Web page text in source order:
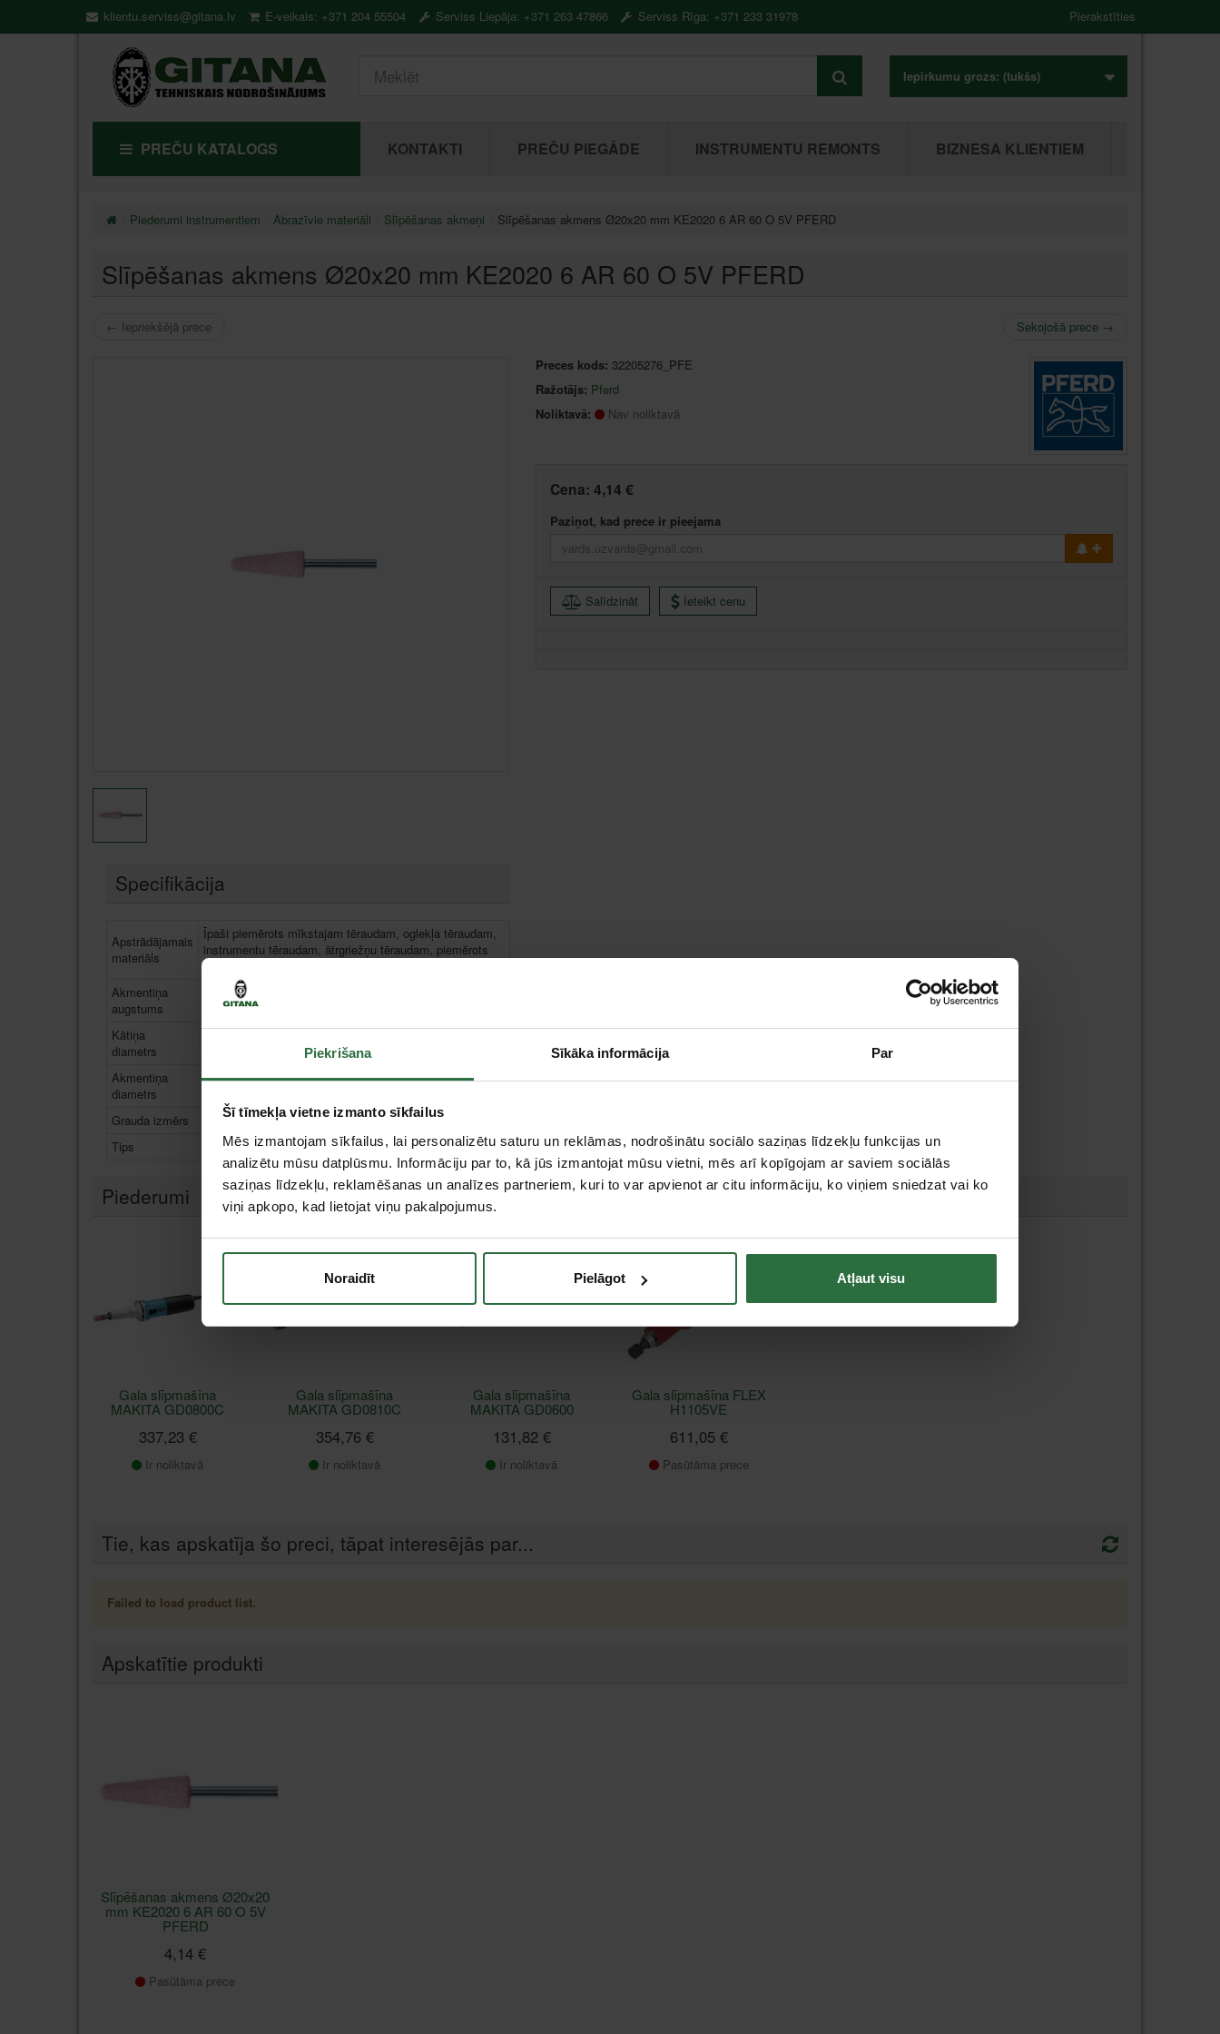
Piekrišana Sīkāka informācija Par
Šī tīmekļa vietne izmanto sīkfailus
Mēs izmantojam sīkfailus, lai personalizētu saturu un reklāmas, nodrošinātu sociālo saziņas līdzekļu funkcijas un
analizētu mūsu datplūsmu. Informāciju par to, kā jūs izmantojat mūsu vietni, mēs arī kopīgojam ar saviem sociālās
saziņas līdzekļu, reklamēšanas un analīzes partneriem, kuri to var apvienot ar citu informāciju, ko viņiem sniedzat vai ko
viņi apkopo, kad lietojat viņu pakalpojumus.
Noraidīt Pielāgot Atļaut visu
klientu.serviss@gitana.lv E-veikals: +371 204 55504 Serviss Liepāja: +371 263 47866 Serviss Rīga: +371 233 31978 Pierakstīties
Iepirkumu grozs: (tukšs)
PREČU KATALOGS KONTAKTI PREČU PIEGĀDE INSTRUMENTU REMONTS BIZNESA KLIENTIEM
Piederumi instrumentiem Abrazīvie materiāli Slīpēšanas akmeņi Slīpēšanas akmens Ø20x20 mm KE2020 6 AR 60 O 5V PFERD
Slīpēšanas akmens Ø20x20 mm KE2020 6 AR 60 O 5V PFERD
← Iepriekšējā prece Sekojošā prece →
Preces kods: 32205276_PFE
Ražotājs: Pferd
Noliktavā:
Nav noliktavā
Cena: 4,14 €
Paziņot, kad prece ir pieejama
Salīdzināt Ieteikt cenu
Specifikācija
Apstrādājamais
materiāls
Īpaši piemērots mīkstajam tēraudam, oglekļa tēraudam,
instrumentu tēraudam, ātrgriežņu tēraudam, piemērots
nerūsējošajam tēraudam, leģētajam tēraudam, čugunam.
Akmentiņa
augstums
20 mm
Kātiņa
diametrs
Akmentiņa
diametrs
20 mm
Grauda izmērs
6 mm
Tips
Abrazīvie tēraudam
Piederumi
Gala slīpmašīna
MAKITA GD0800C
337,23 €
Ir noliktavā
Gala slīpmašīna
MAKITA GD0810C
354,76 €
Ir noliktavā
Gala slīpmašīna
MAKITA GD0600
131,82 €
Ir noliktavā
Gala slīpmašīna FLEX
H1105VE
611,05 €
Pasūtāma prece
Tie, kas apskatīja šo preci, tāpat interesējās par...
Failed to load product list.
Apskatītie produkti
Slīpēšanas akmens Ø20x20
mm KE2020 6 AR 60 O 5V
PFERD
4,14 €
Pasūtāma prece